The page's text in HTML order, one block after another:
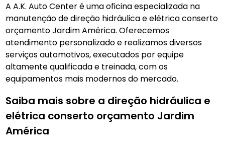
A A.K. Auto Center é uma oficina especializada na
manutenção de direção hidráulica e elétrica conserto
orçamento Jardim América. Oferecemos
atendimento personalizado e realizamos diversos
serviços automotivos, executados por equipe
altamente qualificada e treinada, com os
equipamentos mais modernos do mercado.
Saiba mais sobre a direção hidráulica e
elétrica conserto orçamento Jardim
América